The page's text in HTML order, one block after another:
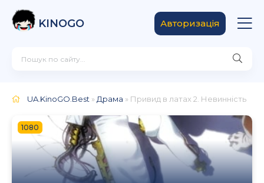
KINOGO Авторизація
UA.KinoGO.Best » Драма » Привид в латах 2. Невинність
1080